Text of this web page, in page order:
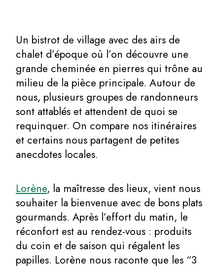
Un bistrot de village avec des airs de
chalet d’époque où l’on découvre une
grande cheminée en pierres qui trône au
milieu de la pièce principale. Autour de
nous, plusieurs groupes de randonneurs
sont attablés et attendent de quoi se
requinquer. On compare nos itinéraires
et certains nous partagent de petites
anecdotes locales.
Lorène, la maîtresse des lieux, vient nous
souhaiter la bienvenue avec de bons plats
gourmands. Après l’effort du matin, le
réconfort est au rendez-vous : produits
du coin et de saison qui régalent les
papilles. Lorène nous raconte que les “3